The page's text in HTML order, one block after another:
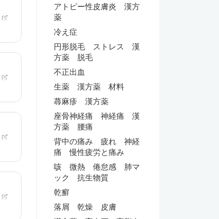
アトピー性皮膚炎 漢方
薬
冷え症
円形脱毛 ストレス 漢
方薬 脱毛
不正出血
生薬 漢方薬 材料
蕁麻疹 漢方薬
座骨神経痛 神経痛 漢
方薬 腰痛
背中の痛み 疲れ 神経
痛 慢性疲労と痛み
咳 微熱 倦怠感 肺マ
ック 抗生物質
乾癬
落屑 乾燥 皮膚